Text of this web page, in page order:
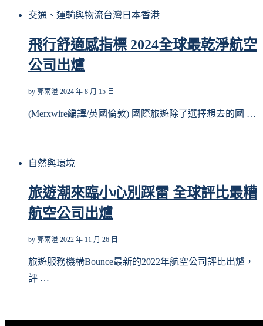
交通、運輸與物流台灣 日本香港
飛行舒適感指標 2024全球最乾淨航空
公司出爐
by 郭雨澄 2024 年 8 月 15 日
(Merxwire編譯/英國倫敦) 國際旅遊除了選擇想去的國 …
自然與環境
旅遊潮來臨小心別踩雷 全球評比最糟
航空公司出爐
by 郭雨澄 2022 年 11 月 26 日
旅遊服務機構Bounce最新的2022年航空公司評比出爐，
評 …